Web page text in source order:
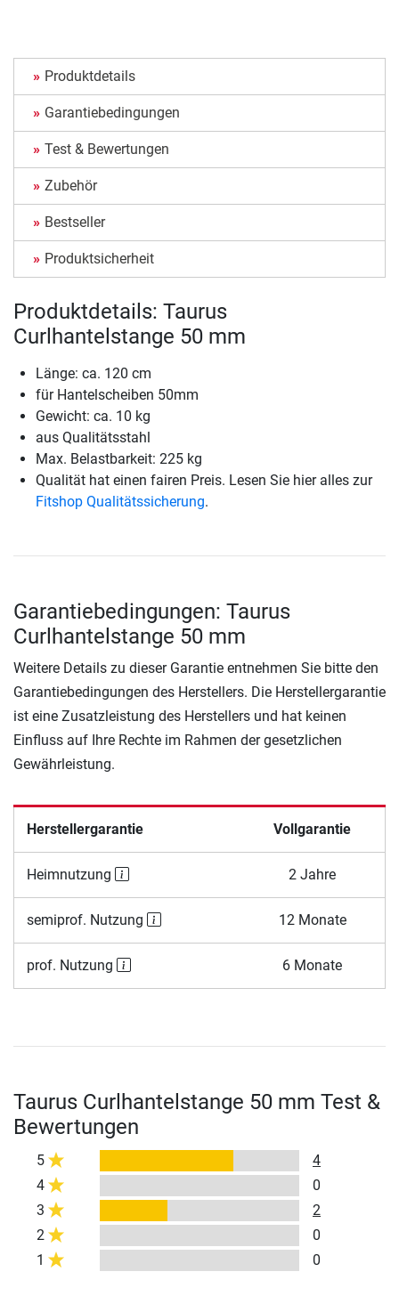
Produktdetails
Garantiebedingungen
Test & Bewertungen
Zubehör
Bestseller
Produktsicherheit
Produktdetails: Taurus
Curlhantelstange 50 mm
Länge: ca. 120 cm
für Hantelscheiben 50mm
Gewicht: ca. 10 kg
aus Qualitätsstahl
Max. Belastbarkeit: 225 kg
Qualität hat einen fairen Preis. Lesen Sie hier alles zur
Fitshop Qualitätssicherung.
Garantiebedingungen: Taurus
Curlhantelstange 50 mm
Weitere Details zu dieser Garantie entnehmen Sie bitte den
Garantiebedingungen des Herstellers. Die Herstellergarantie
ist eine Zusatzleistung des Herstellers und hat keinen
Einfluss auf Ihre Rechte im Rahmen der gesetzlichen
Gewährleistung.
Herstellergarantie Vollgarantie
Heimnutzung 2 Jahre
semiprof. Nutzung 12 Monate
prof. Nutzung 6 Monate
Taurus Curlhantelstange 50 mm Test &
Bewertungen
5
4
4
0
3
2
2
0
1
0